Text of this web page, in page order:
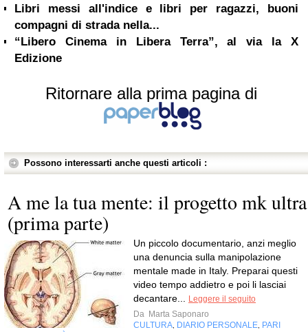
Libri messi all'indice e libri per ragazzi, buoni
compagni di strada nella...
“Libero Cinema in Libera Terra”, al via la X
Edizione
Ritornare alla prima pagina di
Possono interessarti anche questi articoli :
A me la tua mente: il progetto mk ultra
(prima parte)
Un piccolo documentario, anzi meglio
una denuncia sulla manipolazione
mentale made in Italy. Preparai questi
video tempo addietro e poi li lasciai
decantare...
Leggere il seguito
Da Marta Saponaro
CULTURA DIARIO PERSONALE PARI